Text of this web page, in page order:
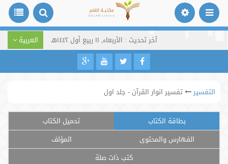
آخر تحديث : الأربعاء, ١١ ربيع أول ١٤٤٢هـ العربية
التفسير تفسیر انوار القرآن - جلد اول
بطاقة الكتاب
تحميل الكتاب
الفهارس والمحتوى
المؤلف
كتب ذات صلة